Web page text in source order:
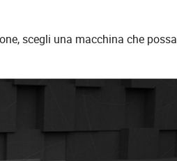
scegli una macchina che possa